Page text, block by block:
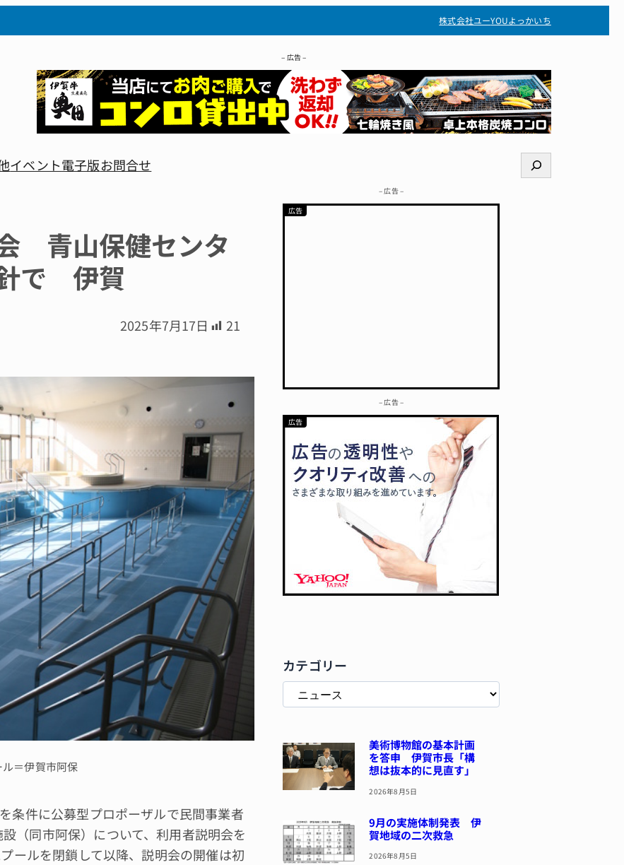
株式会社ユーYOUよっかいち
– 広告 –
イベント電子版お問合せ
検
索
青山保健センタ
で 伊賀
2025年7月17日 21
＝伊賀市阿保
条件に公募型プロポーザルで民間事業者
（同市阿保）について、利用者説明会を
ールを閉鎖して以降、説明会の開催は初
– 広告 –
– 広告 –
カテゴリー
美術博物館の基本計画
を答申 伊賀市長「構
想は抜本的に見直す」
2026年8月5日
9月の実施体制発表 伊
賀地域の二次救急
2026年8月5日